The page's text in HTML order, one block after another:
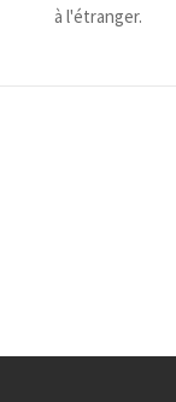
à l'étranger.